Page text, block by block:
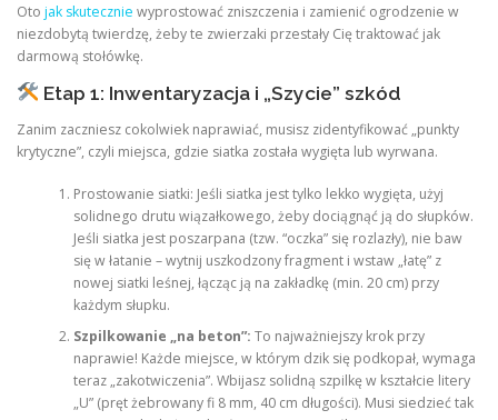
Oto jak skutecznie wyprostować zniszczenia i zamienić ogrodzenie w
niezdobytą twierdzę, żeby te zwierzaki przestały Cię traktować jak
darmową stołówkę.
Etap 1: Inwentaryzacja i „Szycie” szkód
Zanim zaczniesz cokolwiek naprawiać, musisz zidentyfikować „punkty
krytyczne”, czyli miejsca, gdzie siatka została wygięta lub wyrwana.
Prostowanie siatki: Jeśli siatka jest tylko lekko wygięta, użyj
solidnego drutu wiązałkowego, żeby dociągnąć ją do słupków.
Jeśli siatka jest poszarpana (tzw. “oczka” się rozlazły), nie baw
się w łatanie – wytnij uszkodzony fragment i wstaw „łatę” z
nowej siatki leśnej, łącząc ją na zakładkę (min. 20 cm) przy
każdym słupku.
Szpilkowanie „na beton”: To najważniejszy krok przy
naprawie! Każde miejsce, w którym dzik się podkopał, wymaga
teraz „zakotwiczenia”. Wbijasz solidną szpilkę w kształcie litery
„U” (pręt żebrowany fi 8 mm, 40 cm długości). Musi siedzieć tak